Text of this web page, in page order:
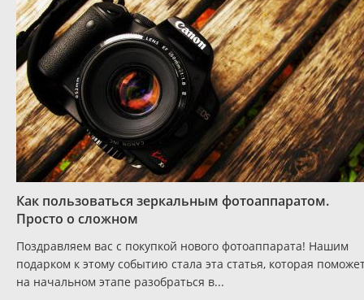
Как пользоваться зеркальным фотоаппаратом.
Просто о сложном
Поздравляем вас с покупкой нового фотоаппарата! Нашим
подарком к этому событию стала эта статья, которая
на начальном этапе разобраться в...